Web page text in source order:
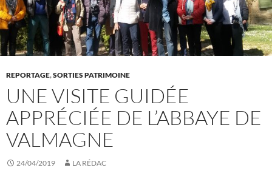
REPORTAGE,SORTIES PATRIMOINE
UNE VISITE GUIDÉE
APPRÉCIÉE DE L’ABBAYE DE
VALMAGNE
24/04/2019 LA RÉDAC